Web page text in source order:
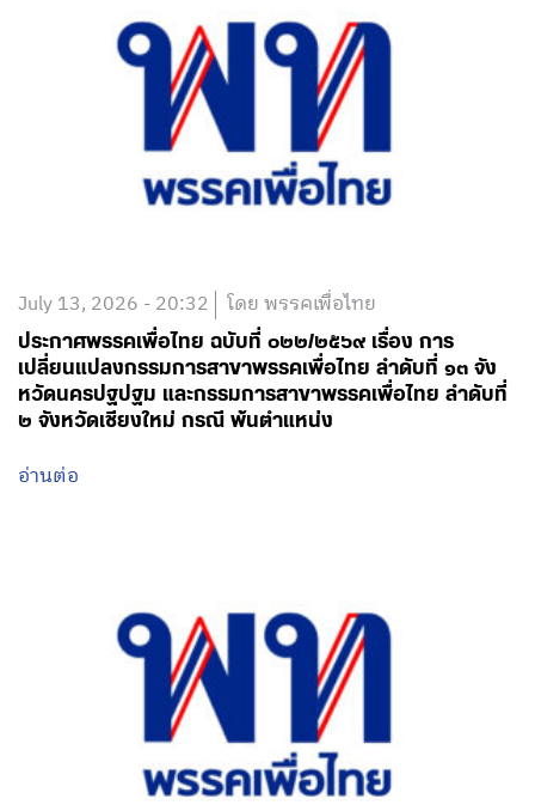
July 13, 2026 - 20:32 โดย พรรคเพื่อไทย
ประกาศพรรคเพื่อไทย ฉบับที่ ๐๒๒/๒๕๖๙ เรื่อง การ
เปลี่ยนแปลงกรรมการสาขาพรรคเพื่อไทย ลำดับที่ ๑๓ จัง
หวัดนครปฐปฐม และกรรมการสาขาพรรคเพื่อไทย ลำดับที่
๒ จังหวัดเชียงใหม่ กรณี พ้นตำแหน่ง
อ่านต่อ